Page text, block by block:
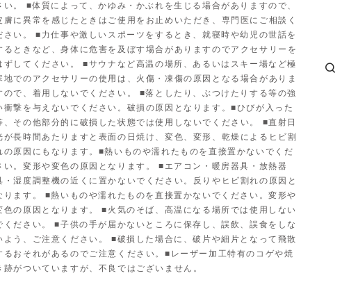
い。 ■体質によって、かゆみ・かぶれを生じる場合がありますので、
膚に異常を感じたときはご使用をお止めいただき、専門医にご相談く
さい。 ■力仕事や激しいスポーツをするとき、就寝時や幼児の世話を
るときなど、身体に危害を及ぼす場合がありますのでアクセサリーを
ずしてください。 ■サウナなど高温の場所、あるいはスキー場など極
地でのアクセサリーの使用は、火傷・凍傷の原因となる場合がありま
ので、着用しないでください。 ■落としたり、ぶつけたりする等の強
衝撃を与えないでください。破損の原因となります。■ひびが入った
、その他部分的に破損した状態では使用しないでください。 ■直射日
が長時間あたりますと表面の日焼け、変色、変形、乾燥によるヒビ割
の原因にもなります。■熱いものや濡れたものを直接置かないでくだ
い。変形や変色の原因となります。 ■エアコン・暖房器具・放熱器
・湿度調整機の近くに置かないでください。反りやヒビ割れの原因と
ります。 ■熱いものや濡れたものを直接置かないでください。変形や
色の原因となります。 ■火気のそば、高温になる場所では使用しない
ください。 ■子供の手が届かないところに保存し、誤飲、誤食をしな
よう、ご注意ください。 ■破損した場合に、破片や細片となって飛散
るおそれがあるのでご注意ください。■レーザー加工特有のコゲや焼
跡がついていますが、不良ではございません。